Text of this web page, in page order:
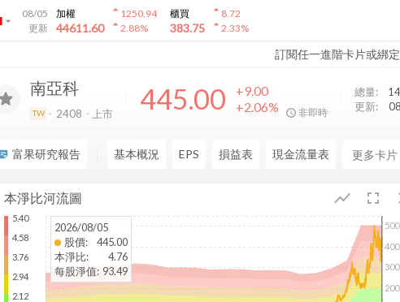
arrow_drop_down
08/05
更新
加權
44611.60
arrow_drop_up1250.94
arrow_drop_up2.88%
櫃買
383.75
arrow_drop_up8.72
arrow_drop_up2.33%
訂閱任一進階卡片或綁
南亞科
TW 2408 上市 445.00
+9.00
+2.06%
非即時
總量:
更新:
sticky_note_2 富果研究報告 基本概況 EPS 損益表 現金流量表
本淨比河流圖 fullscreen
show_chart
5.40
4.58
3.76
2.94
2.12
200
300
400
500
2026/08/05
股價:
445.00
本淨比:
4.76
每股淨值: 93.49